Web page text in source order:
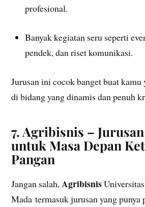
profesional.
Banyak kegiatan seru seperti
pendek, dan riset komunikasi.
Jurusan ini cocok banget buat
di bidang yang dinamis dan penuh
7. Agribisnis –
untuk Masa Depan
Pangan
Jangan salah, Agribisnis
Mada termasuk jurusan yang punya